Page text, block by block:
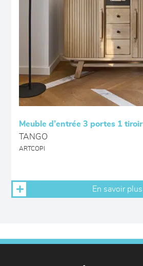
Meuble d’entrée 3 portes 1 tiroir
TANGO
ARTCOPI
En savoir plus